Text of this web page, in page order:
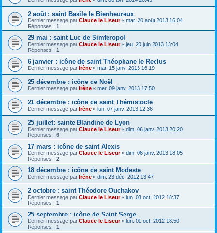
2 août : saint Basile le Bienheureux
Dernier message par Claude le Liseur« mar. 20 août 2013 16:04
Réponses : 1
29 mai : saint Luc de Simferopol
Dernier message par Claude le Liseur« jeu. 20 juin 2013 13:04
Réponses : 1
6 janvier : icône de saint Théophane le Reclus
Dernier message par Irène « mar. 15 janv. 2013 16:19
25 décembre : icône de Noël
Dernier message par Irène « mer. 09 janv. 2013 17:50
21 décembre : icône de saint Thémistocle
Dernier message par Irène « lun. 07 janv. 2013 12:36
25 juillet: sainte Blandine de Lyon
Dernier message par Claude le Liseur« dim. 06 janv. 2013 20:20
Réponses : 6
17 mars : icône de saint Alexis
Dernier message par Claude le Liseur« dim. 06 janv. 2013 18:05
Réponses : 2
18 décembre : icône de saint Modeste
Dernier message par Irène « dim. 23 déc. 2012 13:47
2 octobre : saint Théodore Ouchakov
Dernier message par Claude le Liseur« lun. 08 oct. 2012 18:37
Réponses : 1
25 septembre : icône de Saint Serge
Dernier message par Claude le Liseur« lun. 01 oct. 2012 18:50
Réponses : 1